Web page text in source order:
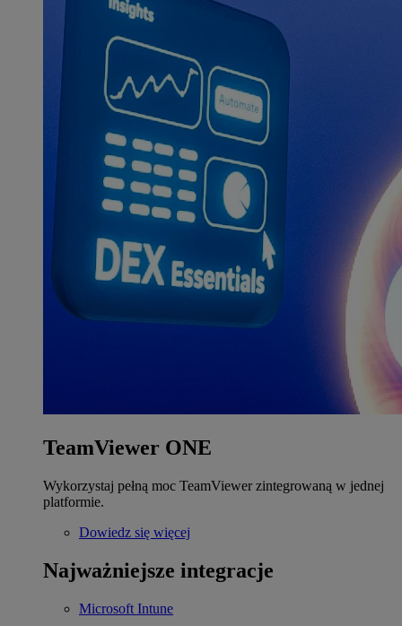
TeamViewer ONE
Wykorzystaj pełną moc TeamViewer zintegrowaną w jednej
platformie.
Dowiedz się więcej
Najważniejsze integracje
Microsoft Intune